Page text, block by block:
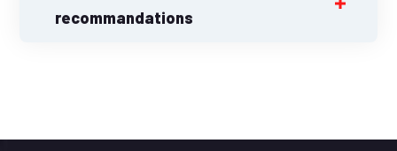
recommandations